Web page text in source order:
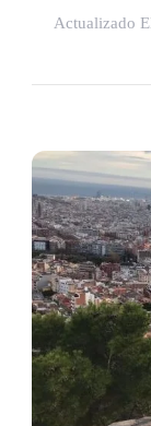
Actualizado